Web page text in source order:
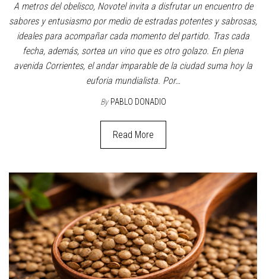
A metros del obelisco, Novotel invita a disfrutar un encuentro de
sabores y entusiasmo por medio de estradas potentes y sabrosas,
ideales para acompañar cada momento del partido. Tras cada
fecha, además, sortea un vino que es otro golazo. En plena
avenida Corrientes, el andar imparable de la ciudad suma hoy la
euforia mundialista. Por…
By PABLO DONADIO
Read More